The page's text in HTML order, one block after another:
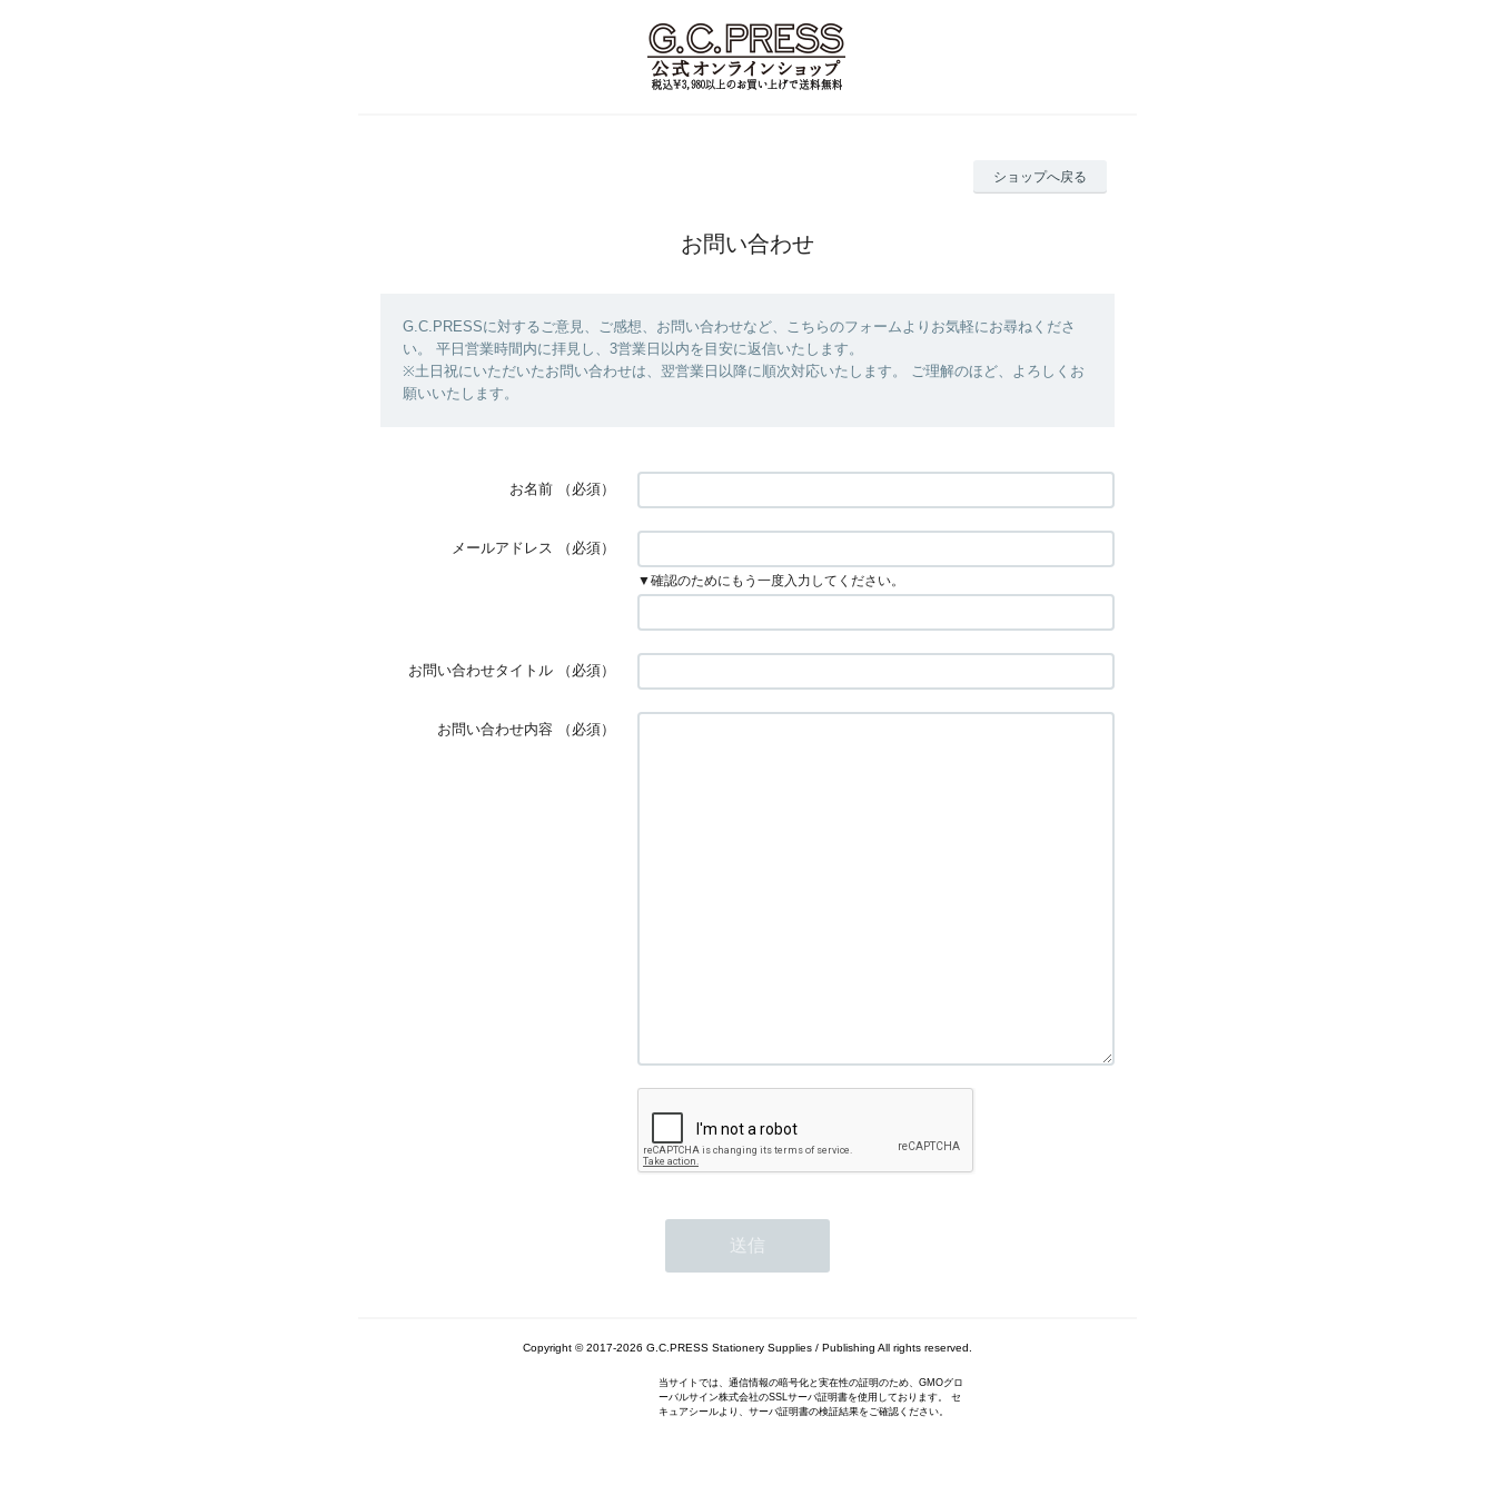
ショップへ戻る
お問い合わせ
G.C.PRESSに対するご意見、ご感想、お問い合わせなど、こちらのフォームよりお気軽にお尋ねくださ
い。 平日営業時間内に拝見し、3営業日以内を目安に返信いたします。
※土日祝にいただいたお問い合わせは、翌営業日以降に順次対応いたします。 ご理解のほど、よろしくお
願いいたします。
お名前 （必須）
メールアドレス （必須）
▼確認のためにもう一度入力してください。
お問い合わせタイトル （必須）
お問い合わせ内容 （必須）
Copyright © 2017-2026 G.C.PRESS Stationery Supplies / Publishing All rights reserved.
当サイトでは、通信情報の暗号化と実在性の証明のため、GMOグロ
ーバルサイン株式会社のSSLサーバ証明書を使用しております。 セ
キュアシールより、サーバ証明書の検証結果をご確認ください。